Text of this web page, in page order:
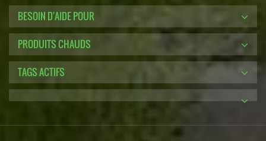
BESOIN D'AIDE POUR
PRODUITS CHAUDS
TAGS ACTIFS